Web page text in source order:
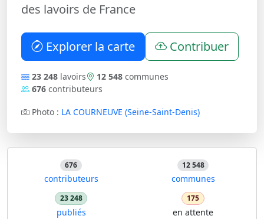
des lavoirs de France
Explorer la carte Contribuer
23 248 lavoirs 12 548 communes
676 contributeurs
Photo : LA COURNEUVE (Seine-Saint-Denis)
676
contributeurs
12 548
communes
23 248
publiés
175
en attente